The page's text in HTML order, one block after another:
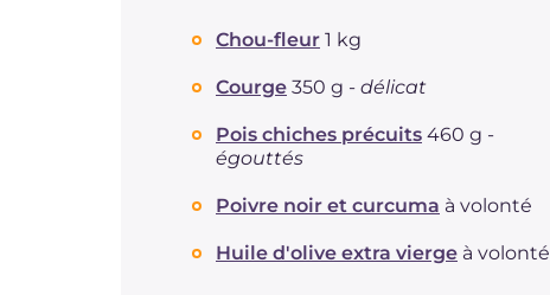
Chou-fleur 1 kg
Courge 350 g - délicat
Pois chiches précuits 460 g -
égouttés
Poivre noir et curcuma à volonté
Huile d'olive extra vierge à volonté